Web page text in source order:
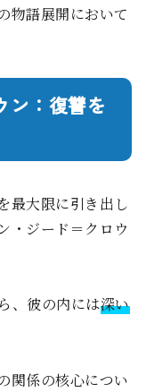
物語展開において
ン：復讐を
最大限に引き出し
・ジード＝クロウ
、彼の内には深い
関係の核心につい